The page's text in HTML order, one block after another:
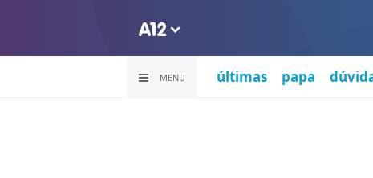
MENU últimas papa